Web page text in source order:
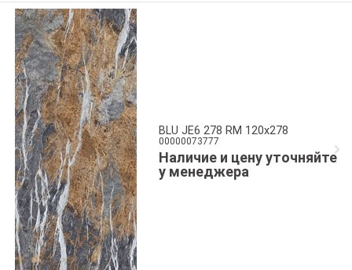
BLU JE6 278 RM 120x278
00000073777
Наличие и цену уточняйте
у менеджера